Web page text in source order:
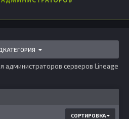
администраторов серверов Lineage
СОРТИРОВКА